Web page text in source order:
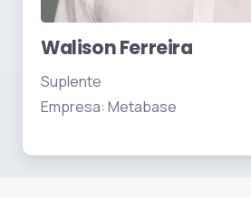
Walison Ferreira
Suplente
Empresa: Metabase